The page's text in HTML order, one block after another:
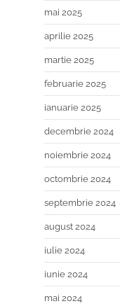
mai 2025
aprilie 2025
martie 2025
februarie 2025
ianuarie 2025
decembrie 2024
noiembrie 2024
octombrie 2024
septembrie 2024
august 2024
iulie 2024
iunie 2024
mai 2024